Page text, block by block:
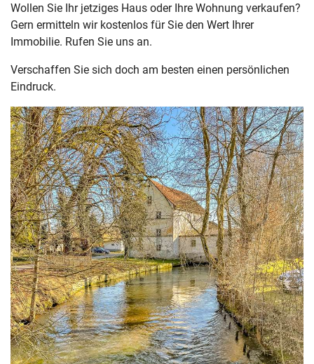
Wollen Sie Ihr jetziges Haus oder Ihre Wohnung verkaufen?
Gern ermitteln wir kostenlos für Sie den Wert Ihrer
Immobilie. Rufen Sie uns an.
Verschaffen Sie sich doch am besten einen persönlichen
Eindruck.